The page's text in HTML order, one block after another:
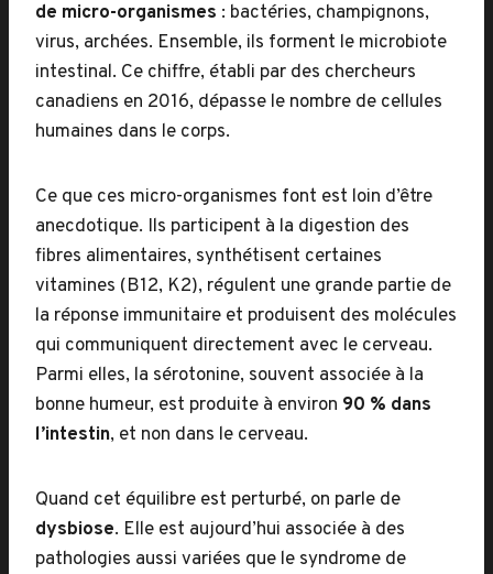
de micro-organismes : bactéries, champignons,
virus, archées. Ensemble, ils forment le microbiote
intestinal. Ce chiffre, établi par des chercheurs
canadiens en 2016, dépasse le nombre de cellules
humaines dans le corps.
Ce que ces micro-organismes font est loin d’être
anecdotique. Ils participent à la digestion des
fibres alimentaires, synthétisent certaines
vitamines (B12, K2), régulent une grande partie de
la réponse immunitaire et produisent des molécules
qui communiquent directement avec le cerveau.
Parmi elles, la sérotonine, souvent associée à la
bonne humeur, est produite à environ 90 % dans
l’intestin, et non dans le cerveau.
Quand cet équilibre est perturbé, on parle de
dysbiose. Elle est aujourd’hui associée à des
pathologies aussi variées que le syndrome de